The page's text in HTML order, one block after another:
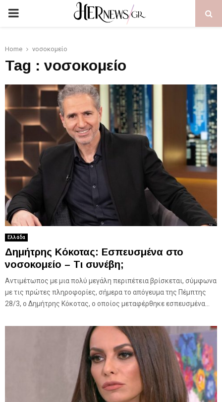
PRIMARY
Home νοσοκομείο
Tag : νοσοκομείο
Ελλάδα
Δημήτρης Κόκοτας: Εσπευσμένα στο
νοσοκομείο – Τι συνέβη;
Αντιμέτωπος με μια πολύ μεγάλη περιπέτεια βρίσκεται, σύμφωνα
με τις πρώτες πληροφορίες, σήμερα το απόγευμα της Πέμπτης
28/3, ο Δημήτρης Κόκοτας, ο οποίος μεταφέρθηκε εσπευσμένα...